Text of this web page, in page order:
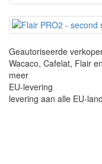
Geautoriseerde
Wacaco, Cafelat, Flair en
meer
EU-levering
levering aan alle EU-